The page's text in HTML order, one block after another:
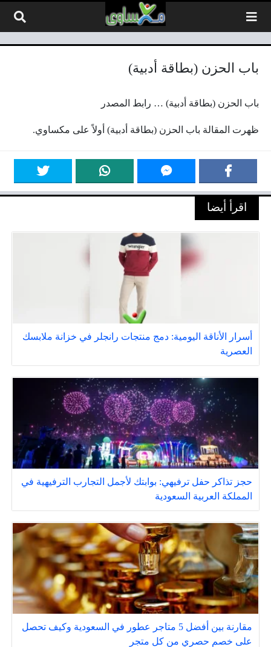
باب الحزن (بطاقة أدبية)
باب الحزن (بطاقة أدبية) … رابط المصدر
ظهرت المقالة باب الحزن (بطاقة أدبية) أولاً على مكساوي.
اقرأ أيضا
أسرار الأناقة اليومية: دمج منتجات رانجلر في خزانة ملابسك
العصرية
حجز تذاكر حفل ترفيهي: بوابتك لأجمل التجارب الترفيهية في
المملكة العربية السعودية
مقارنة بين أفضل 5 متاجر عطور في السعودية وكيف تحصل
على خصم حصري من كل متجر